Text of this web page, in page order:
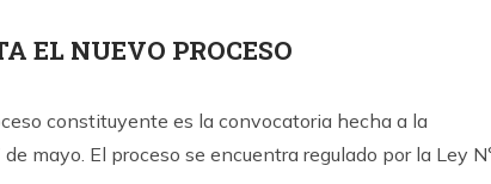
EL NUEVO PROCESO
constituyente es la convocatoria hecha a la
mayo. El proceso se encuentra regulado por la Ley